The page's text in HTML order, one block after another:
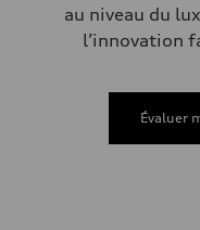
au niveau du
l’innovation
Évaluer